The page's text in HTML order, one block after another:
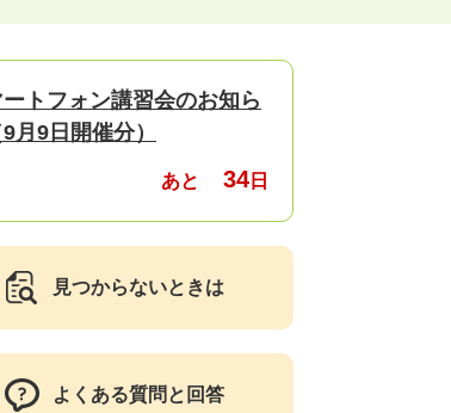
トフォン講習会のお知ら
月9日開催分）
あと 34 日
見つからないときは
よくある質問と回答